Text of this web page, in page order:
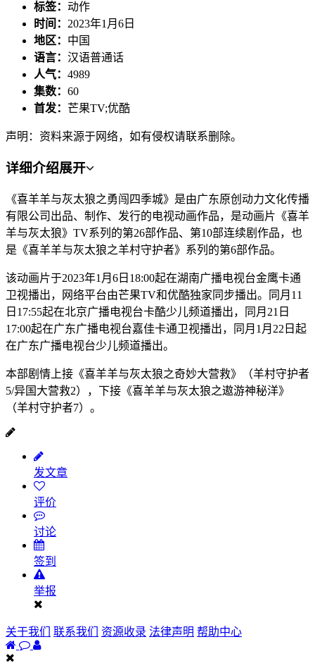
标签： 动作
时间： 2023年1月6日
地区： 中国
语言： 汉语普通话
人气： 4989
集数： 60
首发： 芒果TV;优酷
声明：资料来源于网络，如有侵权请联系删除。
详细介绍展开
《喜羊羊与灰太狼之勇闯四季城》是由广东原创动力文化传播
有限公司出品、制作、发行的电视动画作品，是动画片《喜羊
羊与灰太狼》TV系列的第26部作品、第10部连续剧作品，也
是《喜羊羊与灰太狼之羊村守护者》系列的第6部作品。
该动画片于2023年1月6日18:00起在湖南广播电视台金鹰卡通
卫视播出，网络平台由芒果TV和优酷独家同步播出。同月11
日17:55起在北京广播电视台卡酷少儿频道播出，同月21日
17:00起在广东广播电视台嘉佳卡通卫视播出，同月1月22日起
在广东广播电视台少儿频道播出。
本部剧情上接《喜羊羊与灰太狼之奇妙大营救》（羊村守护者
5/异国大营救2），下接《喜羊羊与灰太狼之遨游神秘洋》
（羊村守护者7）。
发文章
评价
讨论
签到
举报
关于我们 联系我们 资源收录 法律声明 帮助中心